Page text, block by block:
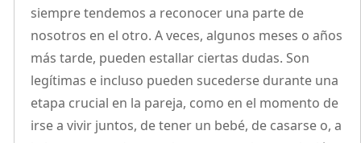
siempre tendemos a reconocer una parte de
nosotros en el otro. A veces, algunos meses o años
más tarde, pueden estallar ciertas dudas. Son
legítimas e incluso pueden sucederse durante una
etapa crucial en la pareja, como en el momento de
irse a vivir juntos, de tener un bebé, de casarse o, a